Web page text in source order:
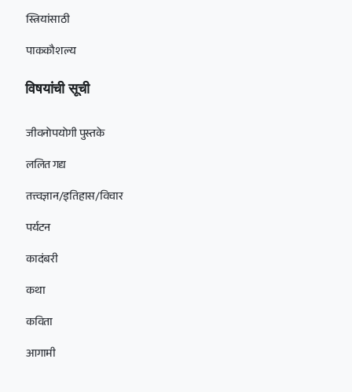
स्त्रियांसाठी
पाककौशल्य
विषयांची सूची
जीवनोपयोगी पुस्तके
ललित गद्य
तत्त्वज्ञान/इतिहास/विचार
पर्यटन
कादंबरी
कथा
कविता
आगामी